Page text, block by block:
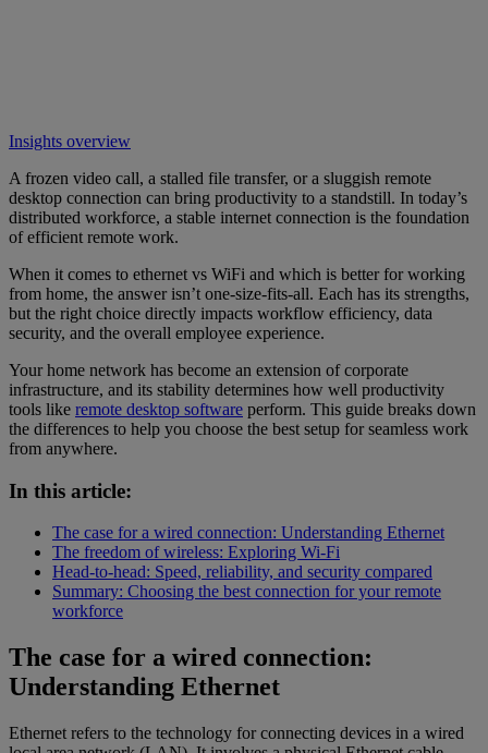
Insights overview
A frozen video call, a stalled file transfer, or a sluggish remote
desktop connection can bring productivity to a standstill. In today’s
distributed workforce, a stable internet connection is the foundation
of efficient remote work.
When it comes to ethernet vs WiFi and which is better for working
from home, the answer isn’t one-size-fits-all. Each has its strengths,
but the right choice directly impacts workflow efficiency, data
security, and the overall employee experience.
Your home network has become an extension of corporate
infrastructure, and its stability determines how well productivity
tools like remote desktop software perform. This guide breaks down
the differences to help you choose the best setup for seamless work
from anywhere.
In this article:
The case for a wired connection: Understanding Ethernet
The freedom of wireless: Exploring Wi-Fi
Head-to-head: Speed, reliability, and security compared
Summary: Choosing the best connection for your remote
workforce
The case for a wired connection:
Understanding Ethernet
Ethernet refers to the technology for connecting devices in a wired